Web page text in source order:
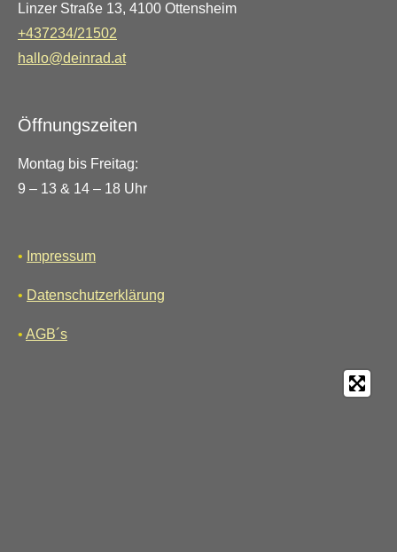
Linzer Straße 13, 4100 Ottensheim
+437234/21502
hallo@deinrad.at
Öffnungszeiten
Montag bis Freitag:
9 – 13 & 14 – 18 Uhr
• Impressum
• Datenschutzerklärung
• AGB´s